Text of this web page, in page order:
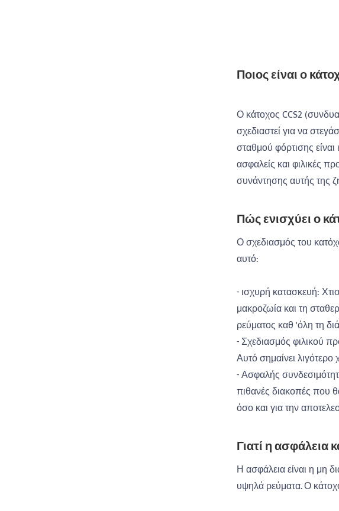
Ποιος είναι ο
Ο κάτοχος CCS2
σχεδιαστεί για να
σταθμού φόρτισης
ασφαλείς και φιλικές
συνάντησης αυτής της
Πώς ενισχύει ο
Ο σχεδιασμός του
αυτό:
- ισχυρή κατασκευή:
μακροζωία και τη
ρεύματος καθ 'όλη τη
- Σχεδιασμός φιλικού
Αυτό σημαίνει
- Ασφαλής
πιθανές διακοπές που
όσο και για την
Γιατί η ασφάλεια
Η ασφάλεια είναι η μη
υψηλά ρεύματα. Ο